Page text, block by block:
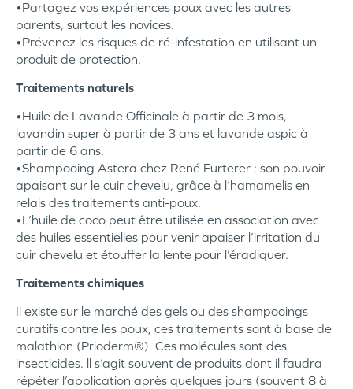
•Partagez vos expériences poux avec les autres
parents, surtout les novices.
•Prévenez les risques de ré-infestation en utilisant un
produit de protection.
Traitements naturels
•Huile de Lavande Officinale à partir de 3 mois,
lavandin super à partir de 3 ans et lavande aspic à
partir de 6 ans.
•Shampooing Astera chez René Furterer : son pouvoir
apaisant sur le cuir chevelu, grâce à l’hamamelis en
relais des traitements anti-poux.
•L’huile de coco peut être utilisée en association avec
des huiles essentielles pour venir apaiser l’irritation du
cuir chevelu et étouffer la lente pour l’éradiquer.
Traitements chimiques
Il existe sur le marché des gels ou des shampooings
curatifs contre les poux, ces traitements sont à base de
malathion (Prioderm®). Ces molécules sont des
insecticides. ll s’agit souvent de produits dont il faudra
répéter l’application après quelques jours (souvent 8 à